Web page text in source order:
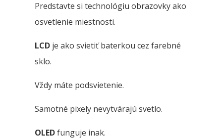
Predstavte si technológiu obrazovky ako
osvetlenie miestnosti.
LCD je ako svietiť baterkou cez farebné
sklo.
Vždy máte podsvietenie.
Samotné pixely nevytvárajú svetlo.
OLEDfunguje inak.